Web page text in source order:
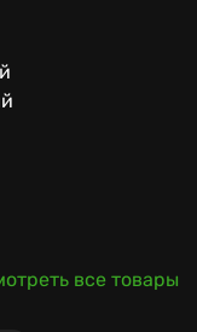
все товары